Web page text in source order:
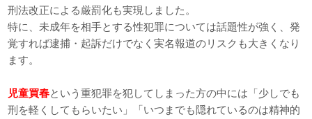
刑法改正による厳罰化も実現しました。
特に、未成年を相手とする性犯罪については話題性が強く、発
覚すれば逮捕・起訴だけでなく実名報道のリスクも大きくなり
ます。
児童買春という重犯罪を犯してしまった方の中には「少しでも
刑を軽くしてもらいたい」「いつまでも隠れているのは精神的